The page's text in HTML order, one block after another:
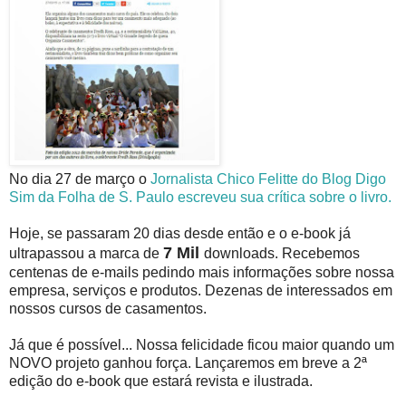
No dia 27 de março o Jornalista Chico Felitte do Blog Digo
Sim da Folha de S. Paulo escreveu sua crítica sobre o livro.
Hoje, se passaram 20 dias desde então e o e-book já
ultrapassou a marca de 7 Mil downloads. Recebemos
centenas de e-mails pedindo mais informações sobre nossa
empresa, serviços e produtos. Dezenas de interessados em
nossos cursos de casamentos.
Já que é possível... Nossa felicidade ficou maior quando um
NOVO projeto ganhou força. Lançaremos em breve a 2ª
edição do e-book que estará revista e ilustrada.